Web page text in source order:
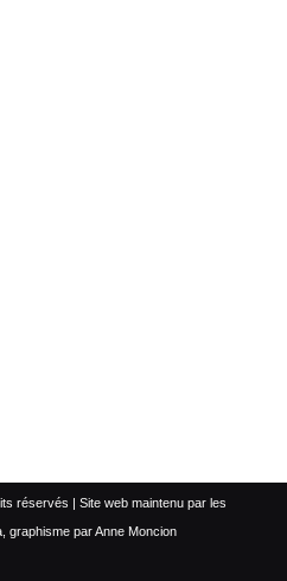
réservés | Site web maintenu par les
graphisme par Anne Moncion